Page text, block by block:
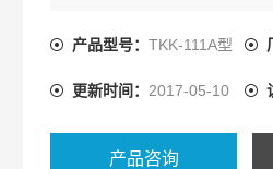
产品型号：TKK-111A型
更新时间： 2017-05-10
产品咨询